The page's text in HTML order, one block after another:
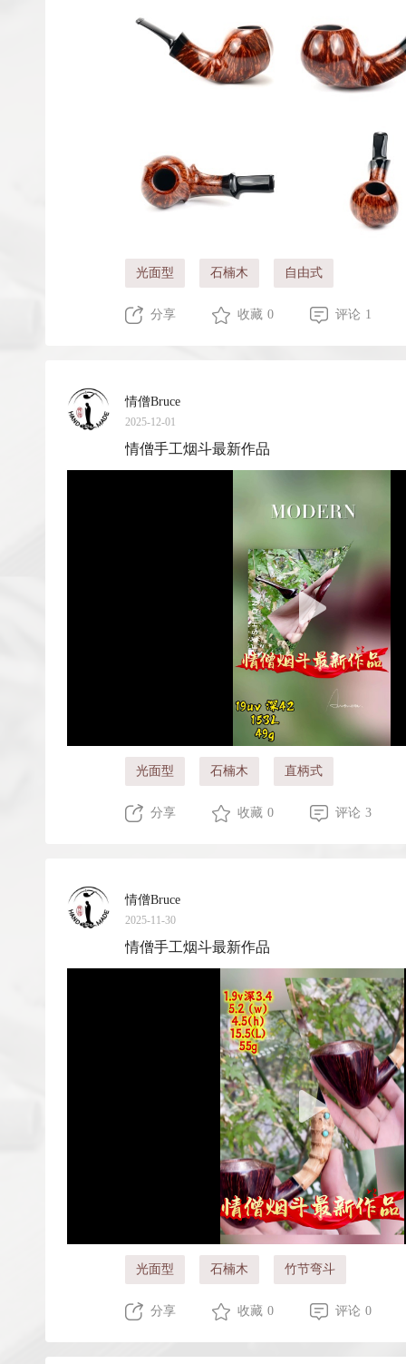
光面型 石楠木 自由式
分享 收藏 0 评论 1
情僧Bruce
2025-12-01
情僧手工烟斗最新作品
光面型 石楠木 直柄式
分享 收藏 0 评论 3
情僧Bruce
2025-11-30
情僧手工烟斗最新作品
光面型 石楠木 竹节弯斗
分享 收藏 0 评论 0